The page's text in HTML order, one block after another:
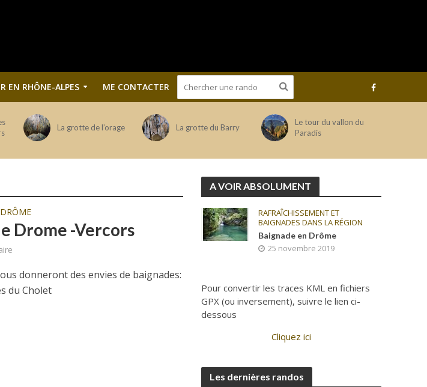
EN RHÔNE-ALPES ME CONTACTER
La grotte de l’orage La grotte du Barry
Le tour du vallon du
Paradis
Drome -Vercors
donneront des envies de baignades:
du Cholet
A VOIR ABSOLUMENT
RAFRAÎCHISSEMENT ET
BAIGNADES DANS LA RÉGION
Baignade en Drôme
25 novembre 2019
Pour convertir les traces KML en fichiers
GPX (ou inversement), suivre le lien ci-
dessous
Cliquez ici
Les dernières randos